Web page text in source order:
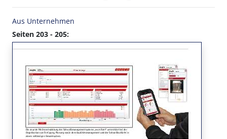
Aus Unternehmen
Seiten 203 - 205: